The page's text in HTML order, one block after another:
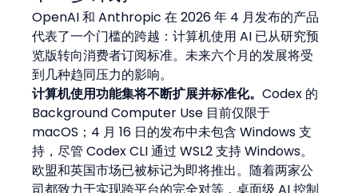
OpenAI 和 Anthropic 在 2026 年 4 月发布的产品
代表了一个门槛的跨越：计算机使用 AI 已从研究预
览版转向消费者订阅标准。未来六个月的发展将受
到几种趋同压力的影响。
计算机使用功能集将不断扩展并标准化。Codex 的
Background Computer Use 目前仅限于
macOS；4 月 16 日的发布中未包含 Windows 支
持，尽管 Codex CLI 通过 WSL2 支持 Windows。
欧盟和英国市场已被标记为即将推出。随着两家公
司都致力于实现跨平台的完全对等，桌面级 AI 控制